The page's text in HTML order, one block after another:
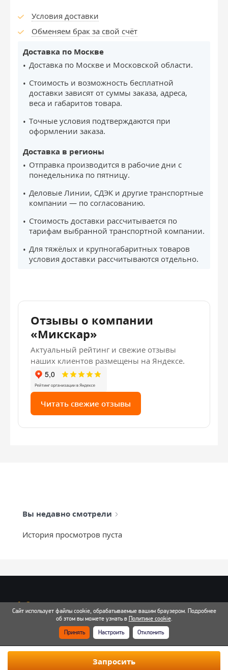
Запросить
Условия доставки
Обменяем брак за свой счёт
Доставка по Москве
Доставка по Москве и Московской области.
Стоимость и возможность бесплатной
доставки зависят от суммы заказа, адреса,
веса и габаритов товара.
Точные условия подтверждаются при
оформлении заказа.
Доставка в регионы
Отправка производится в рабочие дни с
понедельника по пятницу.
Деловые Линии, СДЭК и другие транспортные
компании — по согласованию.
Стоимость доставки рассчитывается по
тарифам выбранной транспортной компании.
Для тяжёлых и крупногабаритных товаров
условия доставки рассчитываются отдельно.
Отзывы о компании
«Микскар»
Актуальный рейтинг и свежие отзывы
наших клиентов размещены на Яндексе.
Читать свежие отзывы
Вы недавно смотрели
История просмотров пуста
info@mixtcar.ru
Почта для связи
Все контакты
Сайт использует файлы cookie, обрабатываемые вашим браузером. Подробнее
об этом вы можете узнать в Политике cookie.
Принять
Настроить Отклонить